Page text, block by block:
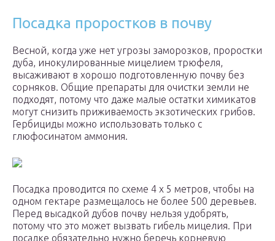
Посадка проростков в почву
Весной, когда уже нет угрозы заморозков, проростки
дуба, инокулированные мицелием трюфеля,
высаживают в хорошо подготовленную почву без
сорняков. Общие препараты для очистки земли не
подходят, потому что даже малые остатки химикатов
могут снизить приживаемость экзотических грибов.
Гербициды можно использовать только с
глюфосинатом аммония.
Посадка проводится по схеме 4 х 5 метров, чтобы на
одном гектаре размещалось не более 500 деревьев.
Перед высадкой дубов почву нельзя удобрять,
потому что это может вызвать гибель мицелия. При
посадке обязательно нужно беречь корневую